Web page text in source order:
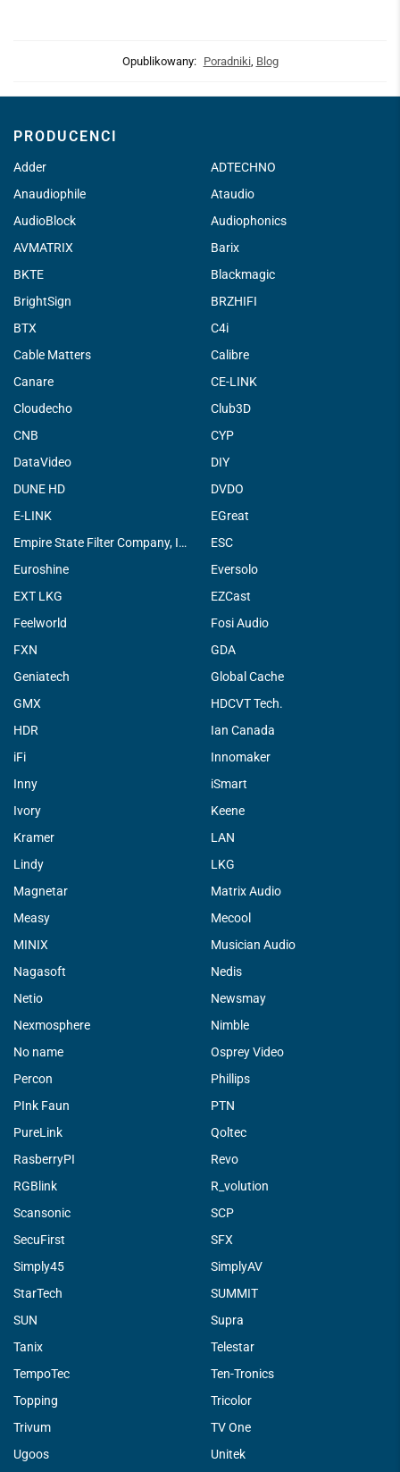
Opublikowany: Poradniki, Blog
PRODUCENCI
Adder
ADTECHNO
Anaudiophile
Ataudio
AudioBlock
Audiophonics
AVMATRIX
Barix
BKTE
Blackmagic
BrightSign
BRZHIFI
BTX
C4i
Cable Matters
Calibre
Canare
CE-LINK
Cloudecho
Club3D
CNB
CYP
DataVideo
DIY
DUNE HD
DVDO
E-LINK
EGreat
Empire State Filter Company, INC.
ESC
Euroshine
Eversolo
EXT LKG
EZCast
Feelworld
Fosi Audio
FXN
GDA
Geniatech
Global Cache
GMX
HDCVT Tech.
HDR
Ian Canada
iFi
Innomaker
Inny
iSmart
Ivory
Keene
Kramer
LAN
Lindy
LKG
Magnetar
Matrix Audio
Measy
Mecool
MINIX
Musician Audio
Nagasoft
Nedis
Netio
Newsmay
Nexmosphere
Nimble
No name
Osprey Video
Percon
Phillips
PInk Faun
PTN
PureLink
Qoltec
RasberryPI
Revo
RGBlink
R_volution
Scansonic
SCP
SecuFirst
SFX
Simply45
SimplyAV
StarTech
SUMMIT
SUN
Supra
Tanix
Telestar
TempoTec
Ten-Tronics
Topping
Tricolor
Trivum
TV One
Ugoos
Unitek